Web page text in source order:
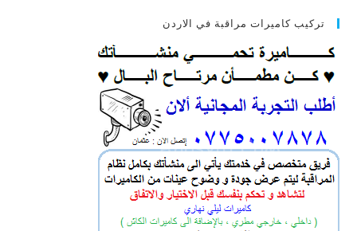
تركيب كاميرات مراقبة في الاردن